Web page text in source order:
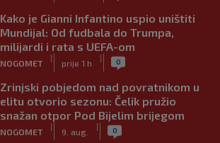
Kako je Gianni Infantino uspio uništiti
Mundijal: Od fudbala do Trumpa,
milijardi i rata s UEFA-om
NOGOMET
|
prije 1 h
| 0
Zrinjski pobjedom nad povratnikom u
elitu otvorio sezonu: Čelik pružio
snažan otpor Pod Bijelim brijegom
NOGOMET
|
9. aug.
| 0